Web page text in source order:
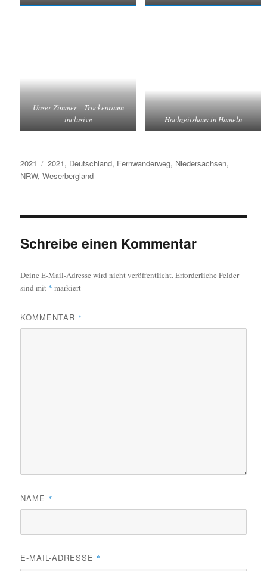
Unser Zimmer – Trockenraum
inclusive
Hochzeitshaus in Hameln
Kategorien
2021 Schlagwörter
2021, Deutschland, Fernwanderweg, Niedersachsen,
NRW,Weserbergland
Schreibe einen Kommentar
Deine E-Mail-Adresse wird nicht veröffentlicht.Erforderliche Felder
sind mit * markiert
KOMMENTAR *
NAME *
E-MAIL-ADRESSE *